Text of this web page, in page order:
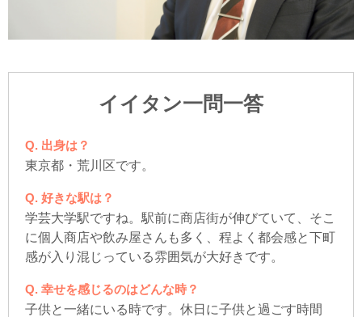
イイタン一問一答
出身は？
東京都・荒川区です。
好きな駅は？
学芸大学駅ですね。駅前に商店街が伸びていて、そこ
に個人商店や飲み屋さんも多く、程よく都会感と下町
感が入り混じっている雰囲気が大好きです。
幸せを感じるのはどんな時？
子供と一緒にいる時です。休日に子供と過ごす時間